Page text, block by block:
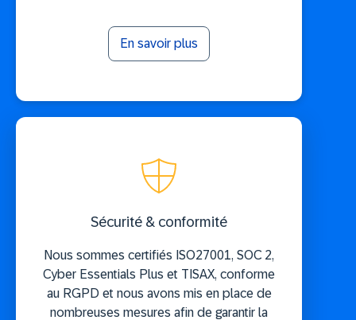
En savoir plus
Sécurité & conformité
Nous sommes certifiés ISO27001, SOC 2,
Cyber Essentials Plus et TISAX, conforme
au RGPD et nous avons mis en place de
nombreuses mesures afin de garantir la